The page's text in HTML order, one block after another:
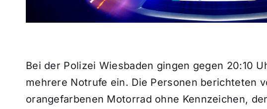
Bei der Polizei Wiesbaden gingen gegen 20:10
mehrere Notrufe ein. Die Personen berichteten
orangefarbenen Motorrad ohne Kennzeichen,